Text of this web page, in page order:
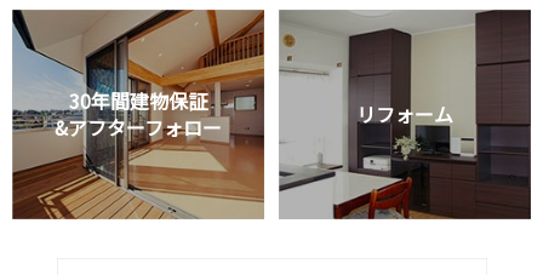
30年間建物保証
&アフターフォロー
リフォーム